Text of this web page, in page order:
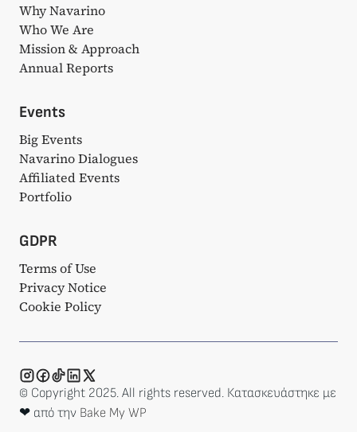
Why Navarino
Who We Are
Mission & Approach
Annual Reports
Events
Big Events
Navarino Dialogues
Affiliated Events
Portfolio
GDPR
Terms of Use
Privacy Notice
Cookie Policy
© Copyright 2025. All rights reserved. Κατασκευάστηκε με
❤ από την Bake My WP